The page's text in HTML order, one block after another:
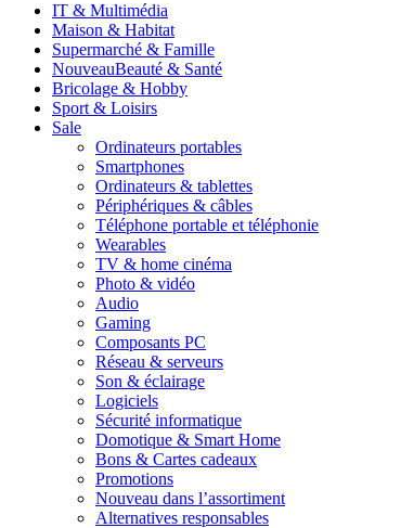
IT & Multimédia
Maison & Habitat
Supermarché & Famille
NouveauBeauté & Santé
Bricolage & Hobby
Sport & Loisirs
Sale
Ordinateurs portables
Smartphones
Ordinateurs & tablettes
Périphériques & câbles
Téléphone portable et téléphonie
Wearables
TV & home cinéma
Photo & vidéo
Audio
Gaming
Composants PC
Réseau & serveurs
Son & éclairage
Logiciels
Sécurité informatique
Domotique & Smart Home
Bons & Cartes cadeaux
Promotions
Nouveau dans l’assortiment
Alternatives responsables